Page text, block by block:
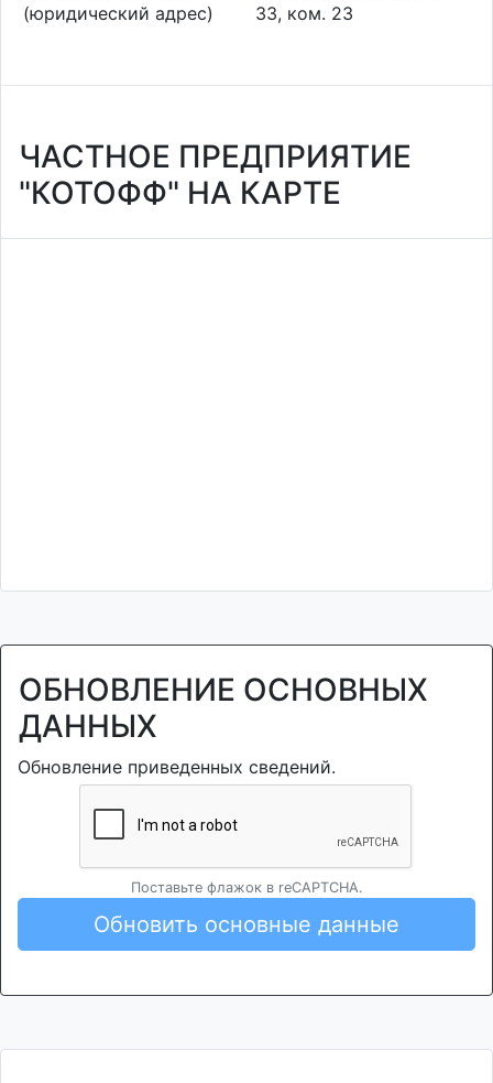
(юридический адрес)
33, ком. 23
ЧАСТНОЕ ПРЕДПРИЯТИЕ
"КОТОФФ" НА КАРТЕ
ОБНОВЛЕНИЕ ОСНОВНЫХ
ДАННЫХ
Обновление приведенных сведений.
Поставьте флажок в reCAPTCHA.
Обновить основные данные